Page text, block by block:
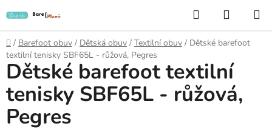
na
obsah
Hledat
KOŠÍK
Domů
/ Barefoot obuv / Dětská obuv / Textilní obuv / Dětské barefoot
textilní tenisky SBF65L - růžová, Pegres
Dětské barefoot textilní
tenisky SBF65L - růžová,
Pegres